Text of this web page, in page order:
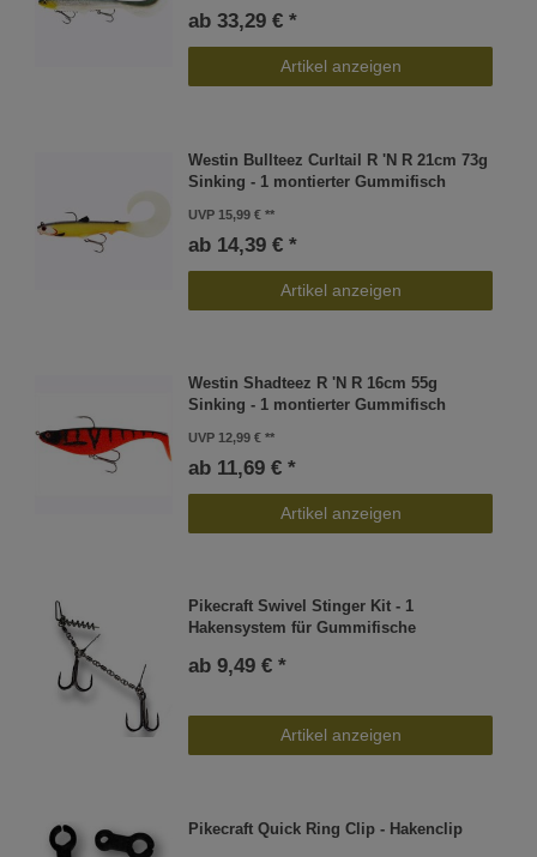
ab 33,29 € *
Artikel anzeigen
Westin Bullteez Curltail R 'N R 21cm 73g
Sinking - 1 montierter Gummifisch
UVP 15,99 €
ab 14,39 € *
Artikel anzeigen
Westin Shadteez R 'N R 16cm 55g
Sinking - 1 montierter Gummifisch
UVP 12,99 €
ab 11,69 € *
Artikel anzeigen
Pikecraft Swivel Stinger Kit - 1
Hakensystem für Gummifische
ab 9,49 € *
Artikel anzeigen
Pikecraft Quick Ring Clip - Hakenclip